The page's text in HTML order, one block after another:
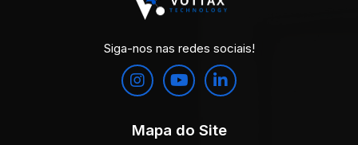
Siga-nos nas redes sociais!
Mapa do Site